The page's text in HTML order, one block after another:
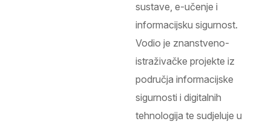
sustave, e-učenje i
informacijsku sigurnost.
Vodio je znanstveno-
istraživačke projekte iz
područja informacijske
sigurnosti i digitalnih
tehnologija te sudjeluje u